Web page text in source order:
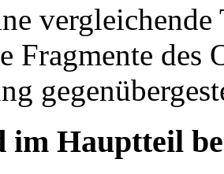
vergleichende
Fragmente
im Hauptteil